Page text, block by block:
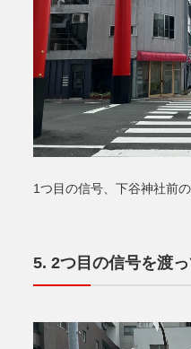
1つ目の信号、下谷神社前
2つ目の信号を渡